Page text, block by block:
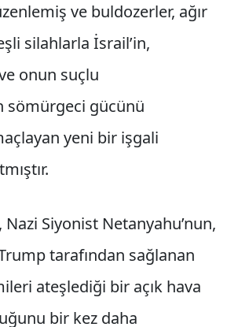
ve buldozerler, ağır
silahlarla İsrail’in,
onun suçlu
sömürgeci gücünü
yeni bir işgali
Nazi Siyonist Netanyahu’nun,
tarafından sağlanan
ateşlediği bir açık hava
bir kez daha